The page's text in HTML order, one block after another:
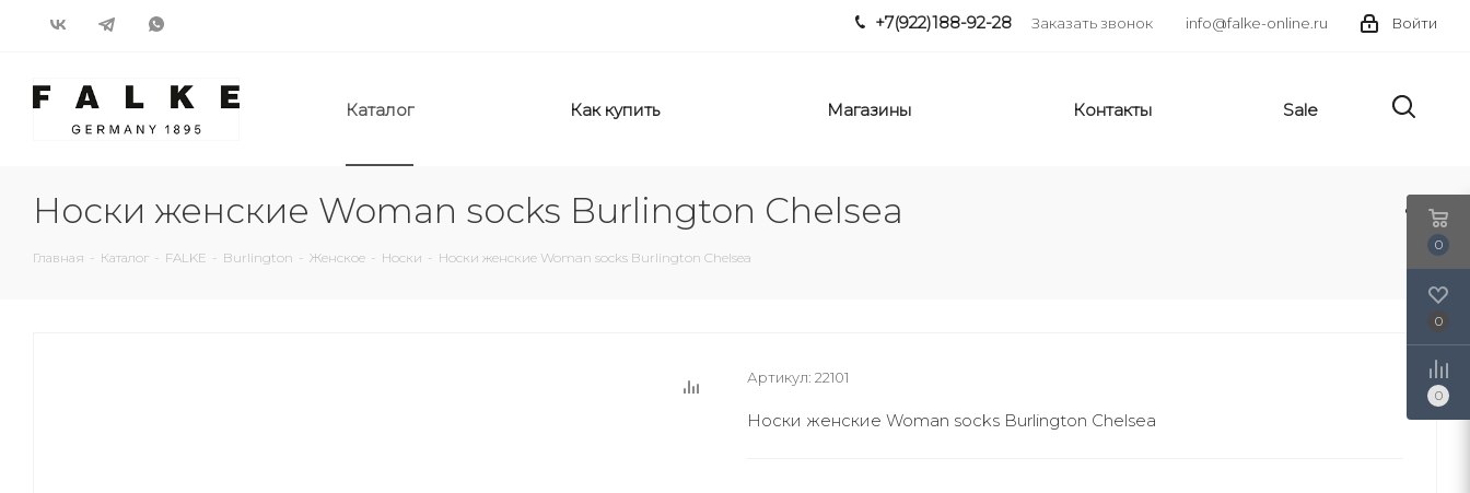
Войти
info@falke-online.ru
+7(922)188-92-28 Заказать звонок
Каталог Как купить Магазины Контакты Sale
Носки женские Woman socks Burlington Chelsea
Главная - Каталог - FALKE - Burlington - Женское - Носки - Носки женские Woman socks Burlington Chelsea
Артикул: 22101
Носки женские Woman socks Burlington Chelsea
0
0
0